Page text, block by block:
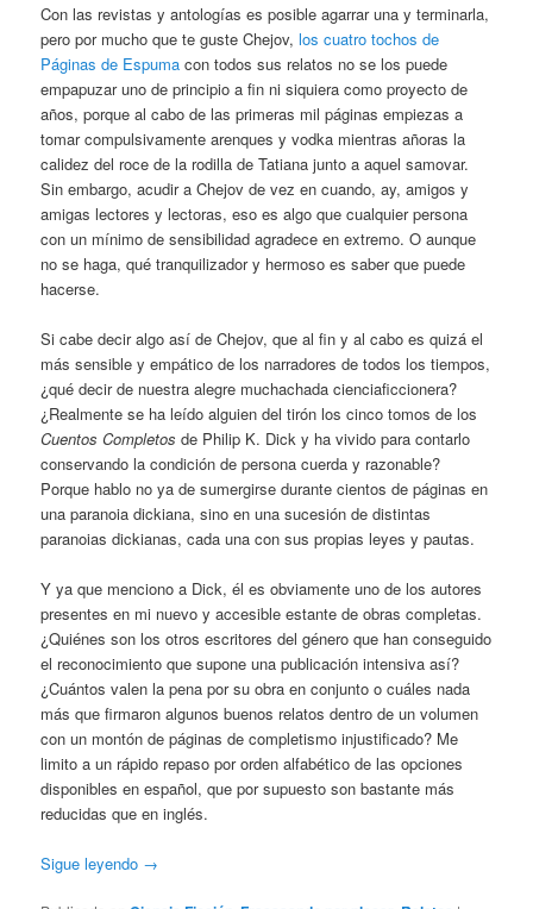
Con las revistas y antologías es posible agarrar una y terminarla,
pero por mucho que te guste Chejov,los cuatro tochos de
Páginas de Espuma con todos sus relatos no se los puede
empapuzar uno de principio a fin ni siquiera como proyecto de
años, porque al cabo de las primeras mil páginas empiezas a
tomar compulsivamente arenques y vodka mientras añoras la
calidez del roce de la rodilla de Tatiana junto a aquel samovar.
Sin embargo, acudir a Chejov de vez en cuando, ay, amigos y
amigas lectores y lectoras, eso es algo que cualquier persona
con un mínimo de sensibilidad agradece en extremo. O aunque
no se haga, qué tranquilizador y hermoso es saber que puede
hacerse.
Si cabe decir algo así de Chejov, que al fin y al cabo es quizá el
más sensible y empático de los narradores de todos los tiempos,
¿qué decir de nuestra alegre muchachada cienciaficcionera?
¿Realmente se ha leído alguien del tirón los cinco tomos de los
Cuentos Completosde Philip K. Dick y ha vivido para contarlo
conservando la condición de persona cuerda y razonable?
Porque hablo no ya de sumergirse durante cientos de páginas en
una paranoia dickiana, sino en una sucesión de distintas
paranoias dickianas, cada una con sus propias leyes y pautas.
Y ya que menciono a Dick, él es obviamente uno de los autores
presentes en mi nuevo y accesible estante de obras completas.
¿Quiénes son los otros escritores del género que han conseguido
el reconocimiento que supone una publicación intensiva así?
¿Cuántos valen la pena por su obra en conjunto o cuáles nada
más que firmaron algunos buenos relatos dentro de un volumen
con un montón de páginas de completismo injustificado? Me
limito a un rápido repaso por orden alfabético de las opciones
disponibles en español, que por supuesto son bastante más
reducidas que en inglés.
Sigue leyendo →